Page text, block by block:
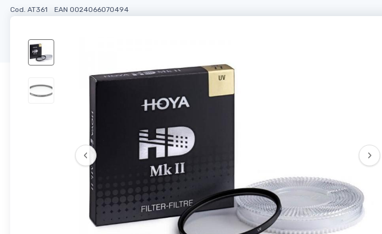
Cod. AT361 EAN 0024066070494
‹ ›